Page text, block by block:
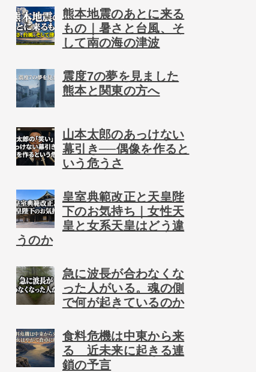
熊本地震のあとに来る
もの｜暑さと台風、そ
して南の海の津波
震度7の夢を見ました
熊本と関東の方へ
山本太郎のあっけない
幕引き──偶像を作ると
いう危うさ
皇室典範改正と天皇陛
下のお気持ち｜女性天
皇と女系天皇はどう違
うのか
急に波長が合わなくな
った人がいる。魂の側
で何が起きているのか
食料危機は中東から来
る 近未来に起きる連
鎖の予言